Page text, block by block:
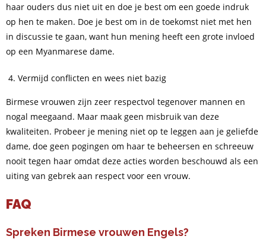
haar ouders dus niet uit en doe je best om een goede indruk
op hen te maken. Doe je best om in de toekomst niet met hen
in discussie te gaan, want hun mening heeft een grote invloed
op een Myanmarese dame.
Vermijd conflicten en wees niet bazig
Birmese vrouwen zijn zeer respectvol tegenover mannen en
nogal meegaand. Maar maak geen misbruik van deze
kwaliteiten. Probeer je mening niet op te leggen aan je geliefde
dame, doe geen pogingen om haar te beheersen en schreeuw
nooit tegen haar omdat deze acties worden beschouwd als een
uiting van gebrek aan respect voor een vrouw.
FAQ
Spreken Birmese vrouwen Engels?